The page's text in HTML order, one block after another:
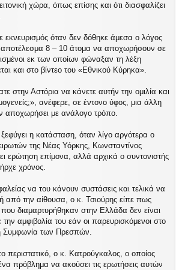
χώρα, όπως επίσης και ότι διασφαλίζει
εκνευρισμός όταν δεν δόθηκε άμεσα ο λόγος
αποτέλεσμα 8 – 10 άτομα να αποχωρήσουν σε
εκ των οποίων φώναξαν τη λέξη
και στο βίντεο του «Εθνικού Κύρηκα».
στην Αστόρια να κάνετε αυτήν την ομιλία και
ανέφερε, σε έντονο ύφος, μια άλλη
αποχωρήσει με ανάλογο τρόπο.
η κατάσταση, όταν λίγο αργότερα ο
της Νέας Υόρκης, Κωνσταντίνος
ερώτηση επίμονα, αλλά αρχικά ο συντονιστής
χρόνος.
να του κάνουν συστάσεις και τελικά να
από την αίθουσα, ο κ. Τσιούρης είπε πως
διαμαρτυρήθηκαν στην Ελλάδα δεν είναι
την αμφιβολία του εάν οι παρευρισκόμενοι στο
Συμφωνία των Πρεσπών.
περιστατικό, ο κ. Κατρούγκαλος, ο οποίος
πρόβλημα να ακούσει τις ερωτήσεις αυτών